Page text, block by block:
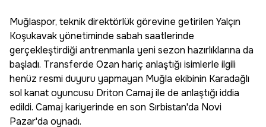
Muğlaspor, teknik direktörlük görevine getirilen Yalçın
Koşukavak yönetiminde sabah saatlerinde
gerçekleştirdiği antrenmanla yeni sezon hazırlıklarına da
başladı. Transferde Ozan hariç anlaştığı isimlerle ilgili
henüz resmi duyuru yapmayan Muğla ekibinin Karadağlı
sol kanat oyuncusu Driton Camaj ile de anlaştığı iddia
edildi. Camaj kariyerinde en son Sırbistan'da Novi
Pazar'da oynadı.